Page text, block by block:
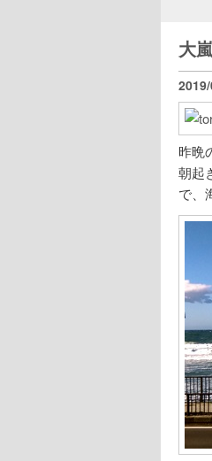
大
昨晩
朝起
で、